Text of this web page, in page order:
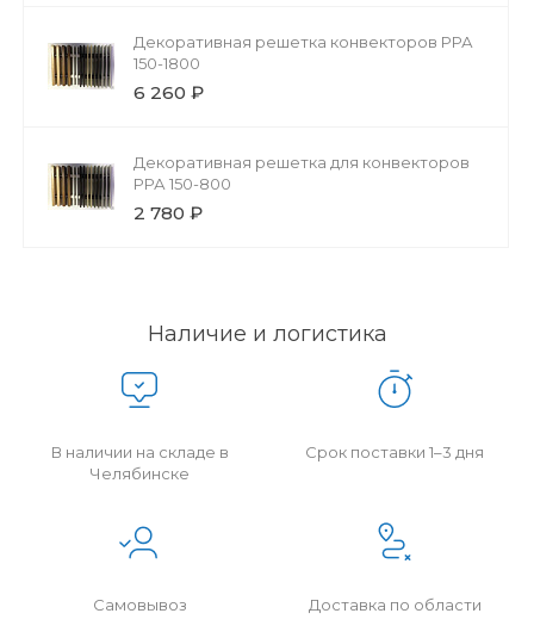
Декоративная решетка конвекторов РРА
150-1800
6 260 ₽
Декоративная решетка для конвекторов
РРА 150-800
2 780 ₽
Наличие и логистика
В наличии на складе в
Челябинске
Срок поставки 1–3 дня
Самовывоз Доставка по области